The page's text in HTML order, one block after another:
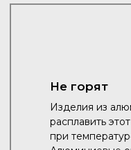
Не горят
Изделия из
расплавить
при